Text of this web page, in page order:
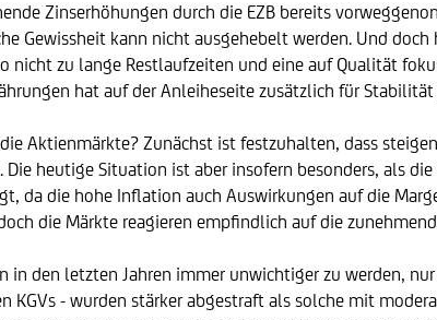
Zinserhöhungen durch die EZB bereits
Gewissheit kann nicht ausgehebelt werden. Und
zu lange Restlaufzeiten und eine auf Qualität
hat auf der Anleiheseite zusätzlich für
Aktienmärkte? Zunächst ist festzuhalten, dass
heutige Situation ist aber insofern besonders, als
da die hohe Inflation auch Auswirkungen auf die
die Märkte reagieren empfindlich auf die
in den letzten Jahren immer unwichtiger zu werden,
KGVs - wurden stärker abgestraft als solche mit